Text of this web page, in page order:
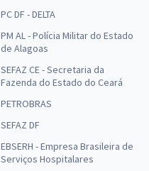
PC DF - DELTA
PM AL - Polícia Militar do Estado
de Alagoas
SEFAZ CE - Secretaria da
Fazenda do Estado do Ceará
PETROBRAS
SEFAZ DF
EBSERH - Empresa Brasileira de
Serviços Hospitalares